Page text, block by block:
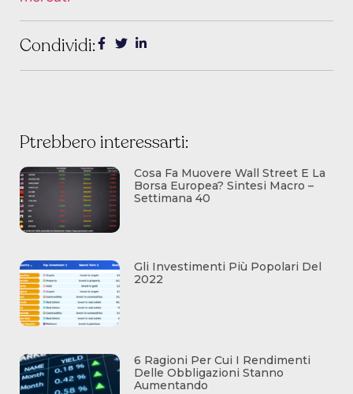
Condividi:
Ptrebbero interessarti:
Cosa Fa Muovere Wall Street E La
Borsa Europea? Sintesi Macro –
Settimana 40
Gli Investimenti Più Popolari Del
2022
6 Ragioni Per Cui I Rendimenti
Delle Obbligazioni Stanno
Aumentando